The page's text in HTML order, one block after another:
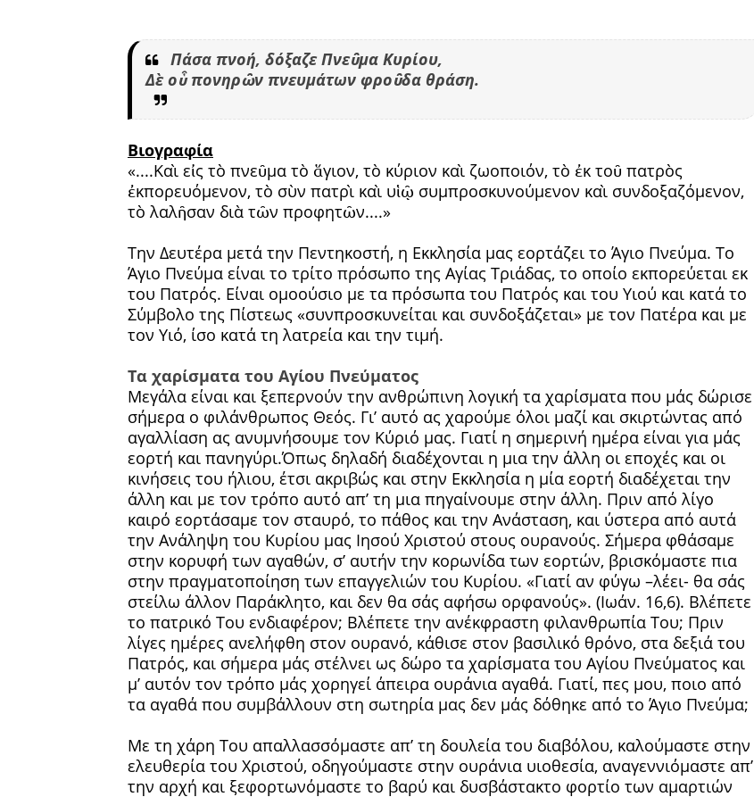
Πάσα πνοή, δόξαζε Πνεῦμα Κυρίου,
Δὲ οὗ πονηρῶν πνευμάτων φροῦδα θράση.
Βιογραφία
«....Καὶ εἰς τὸ πνεῦμα τὸ ἅγιον, τὸ κύριον καὶ ζωοποιόν, τὸ ἐκ τοῦ πατρὸς
ἐκπορευόμενον, τὸ σὺν πατρὶ καὶ υἱῷ συμπροσκυνούμενον καὶ συνδοξαζόμενον,
τὸ λαλῆσαν διὰ τῶν προφητῶν....»
Την Δευτέρα μετά την Πεντηκοστή, η Εκκλησία μας εορτάζει το Άγιο Πνεύμα. Το
Άγιο Πνεύμα είναι το τρίτο πρόσωπο της Αγίας Τριάδας, το οποίο εκπορεύεται εκ
του Πατρός. Είναι ομοούσιο με τα πρόσωπα του Πατρός και του Υιού και κατά το
Σύμβολο της Πίστεως «συνπροσκυνείται και συνδοξάζεται» με τον Πατέρα και με
τον Υιό, ίσο κατά τη λατρεία και την τιμή.
Τα χαρίσματα του Αγίου Πνεύματος
Μεγάλα είναι και ξεπερνούν την ανθρώπινη λογική τα χαρίσματα που μάς δώρισε
σήμερα ο φιλάνθρωπος Θεός. Γι’ αυτό ας χαρούμε όλοι μαζί και σκιρτώντας από
αγαλλίαση ας ανυμνήσουμε τον Κύριό μας. Γιατί η σημερινή ημέρα είναι για μάς
εορτή και πανηγύρι.Όπως δηλαδή διαδέχονται η μια την άλλη οι εποχές και οι
κινήσεις του ήλιου, έτσι ακριβώς και στην Εκκλησία η μία εορτή διαδέχεται την
άλλη και με τον τρόπο αυτό απ’ τη μια πηγαίνουμε στην άλλη. Πριν από λίγο
καιρό εορτάσαμε τον σταυρό, το πάθος και την Ανάσταση, και ύστερα από αυτά
την Ανάληψη του Κυρίου μας Ιησού Χριστού στους ουρανούς. Σήμερα φθάσαμε
στην κορυφή των αγαθών, σ’ αυτήν την κορωνίδα των εορτών, βρισκόμαστε πια
στην πραγματοποίηση των επαγγελιών του Κυρίου. «Γιατί αν φύγω –λέει- θα σάς
στείλω άλλον Παράκλητο, και δεν θα σάς αφήσω ορφανούς». (Ιωάν. 16,6). Βλέπετε
το πατρικό Του ενδιαφέρον; Βλέπετε την ανέκφραστη φιλανθρωπία Του; Πριν
λίγες ημέρες ανελήφθη στον ουρανό, κάθισε στον βασιλικό θρόνο, στα δεξιά του
Πατρός, και σήμερα μάς στέλνει ως δώρο τα χαρίσματα του Αγίου Πνεύματος και
μ’ αυτόν τον τρόπο μάς χορηγεί άπειρα ουράνια αγαθά. Γιατί, πες μου, ποιο από
τα αγαθά που συμβάλλουν στη σωτηρία μας δεν μάς δόθηκε από το Άγιο Πνεύμα;
Με τη χάρη Του απαλλασσόμαστε απ’ τη δουλεία του διαβόλου, καλούμαστε στην
ελευθερία του Χριστού, οδηγούμαστε στην ουράνια υιοθεσία, αναγεννιόμαστε απ’
την αρχή και ξεφορτωνόμαστε το βαρύ και δυσβάστακτο φορτίο των αμαρτιών